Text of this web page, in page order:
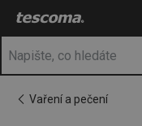
Nacházíte se na stránce
Vaření a pečení